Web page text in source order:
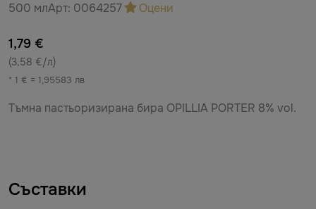
500 млАрт: 0064257 Оцени
1,79 €
(3,58 €/л)
* 1 € = 1,95583 лв
Тъмна пастьоризирана бира OPILLIA PORTER 8% vol.
Съставки